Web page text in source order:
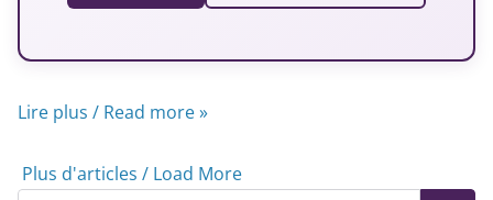
Lire plus / Read more »
Plus d'articles / Load More